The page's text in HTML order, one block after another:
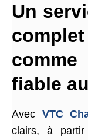
Un
fiable
Avec VTC
clairs, à